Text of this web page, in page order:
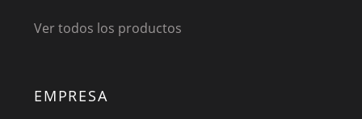
Ver todos los productos
EMPRESA